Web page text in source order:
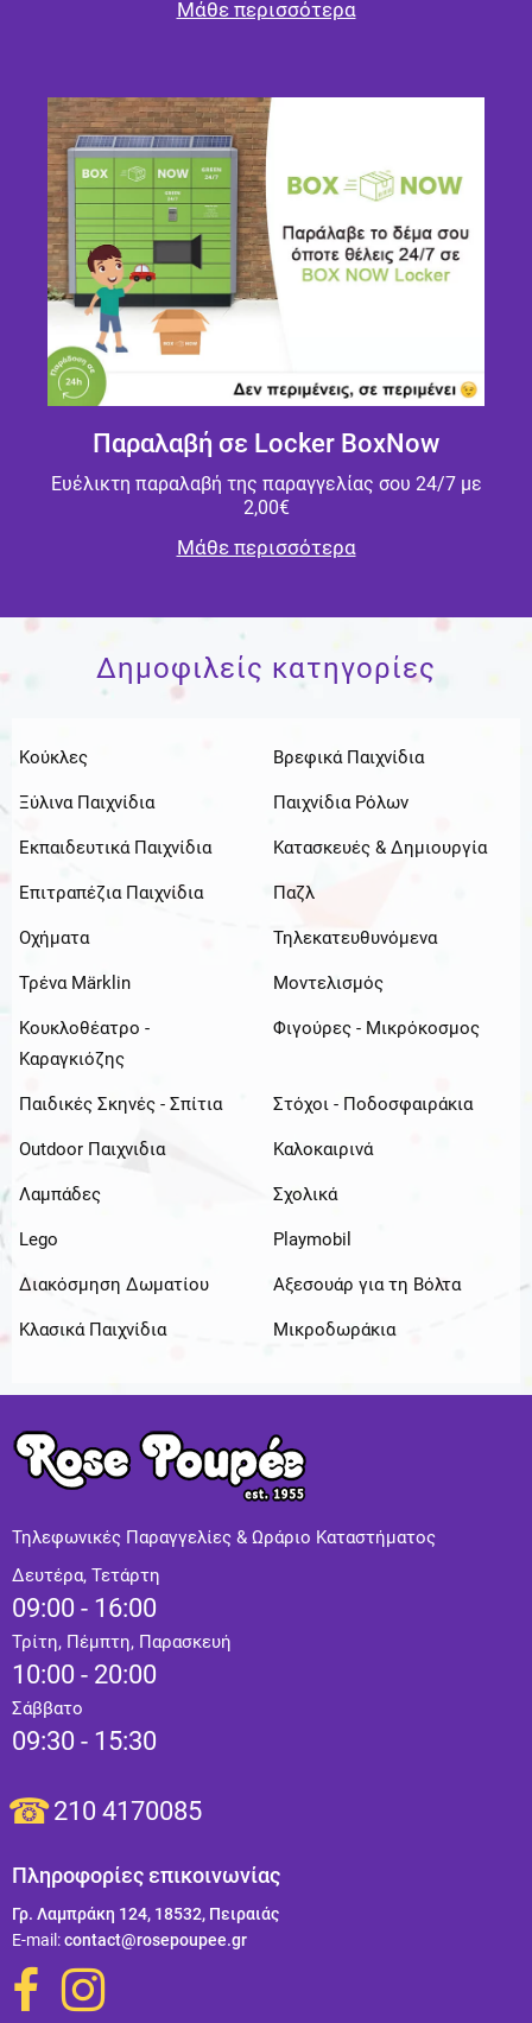
Μάθε περισσότερα
Παραλαβή σε Locker BoxNow
Ευέλικτη παραλαβή της παραγγελίας σου 24/7 με
2,00€
Μάθε περισσότερα
Δημοφιλείς κατηγορίες
Κούκλες Βρεφικά Παιχνίδια
Ξύλινα Παιχνίδια Παιχνίδια Ρόλων
Εκπαιδευτικά Παιχνίδια Κατασκευές & Δημιουργία
Επιτραπέζια Παιχνίδια Παζλ
Οχήματα Τηλεκατευθυνόμενα
Τρένα Märklin Μοντελισμός
Κουκλοθέατρο -
Καραγκιόζης
Φιγούρες - Μικρόκοσμος
Παιδικές Σκηνές - Σπίτια Στόχοι - Ποδοσφαιράκια
Outdoor Παιχνιδια Καλοκαιρινά
Λαμπάδες Σχολικά
Lego Playmobil
Διακόσμηση Δωματίου Αξεσουάρ για τη Βόλτα
Κλασικά Παιχνίδια Μικροδωράκια
Τηλεφωνικές Παραγγελίες & Ωράριο Καταστήματος
Δευτέρα, Τετάρτη
09:00 - 16:00
Τρίτη, Πέμπτη, Παρασκευή
10:00 - 20:00
Σάββατο
09:30 - 15:30
210 4170085
Πληροφορίες επικοινωνίας
Γρ. Λαμπράκη 124, 18532, Πειραιάς
Ε-mail:contact@rosepoupee.gr